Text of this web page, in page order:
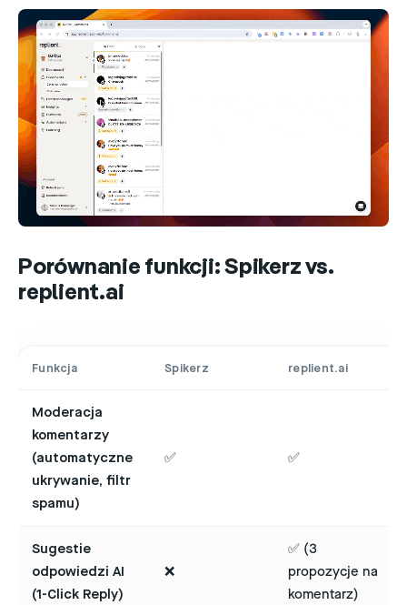
Porównanie funkcji: Spikerz vs.
replient.ai
Funkcja Spikerz replient.ai
Moderacja
komentarzy
(automatyczne
ukrywanie, filtr
spamu)
✅ ✅
Sugestie
odpowiedzi AI
(1-Click Reply)
❌
✅ (3
propozycje na
komentarz)